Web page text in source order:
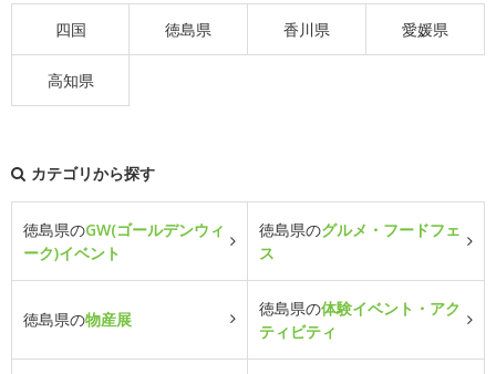
四国 徳島県 香川県 愛媛県
高知県
カテゴリから探す
徳島県のGW(ゴールデンウィ
ーク)イベント
徳島県のグルメ・フードフェ
ス
徳島県の物産展
徳島県の体験イベント・アク
ティビティ